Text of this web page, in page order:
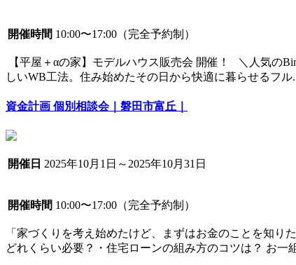
開催時間 10:00〜17:00（完全予約制）
【平屋＋αの家】モデルハウス販売会 開催！ ＼人気の
しいWB工法。住み始めたその日から快適に暮らせるフル
資金計画 個別相談会｜磐田市富丘｜
開催日 2025年10月1日～2025年10月31日
開催時間 10:00〜17:00（完全予約制）
「家づくりを考え始めたけど、まずはお金のことを知
どれくらい必要？・住宅ローンの組み方のコツは？ お一